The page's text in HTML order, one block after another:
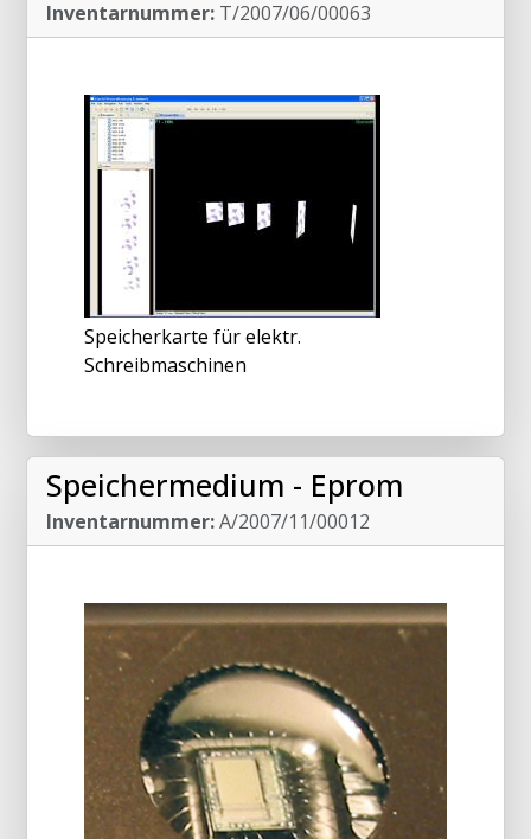
Inventarnummer: T/2007/06/00063
Speicherkarte für elektr.
Schreibmaschinen
Speichermedium - Eprom
Inventarnummer:A/2007/11/00012